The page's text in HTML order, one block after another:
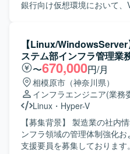
銀行向け仮想環境において
応、WindowsおよびLinuxサ
や復旧対応などを担当してい
日のシフト体制の中で、手順
録・報告作業も実施していただきます。 【
金融機関向けシステムの特性
業できる方を求めております
た作業だけでなく、現場の状
係者と円滑にコミュニケー
ていただける方が望ましいです。 【ポジションの
規模な銀行向け仮想基盤の
【Linux/
ステム部インフラ管理業
〜670,000円/月
相模原市（神奈川県）
インフラエンジニア(業務
Linux ・ Hyper-V
【募集背景】 製造業の社内
ンフラ領域の管理体制強化
支援要員を募集しております。 【作業内容】 製造業の社